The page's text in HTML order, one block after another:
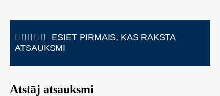
ESIET PIRMAIS, KAS RAKSTA
ATSAUKSMI
Atstāj atsauksmi